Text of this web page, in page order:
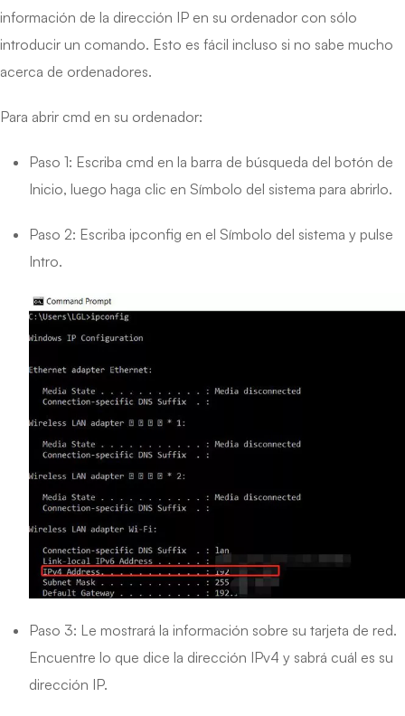
información de la dirección IP en su ordenador con sólo
introducir un comando. Esto es fácil incluso si no sabe mucho
acerca de ordenadores.
Para abrir cmd en su ordenador:
Paso 1: Escriba cmd en la barra de búsqueda del botón de
Inicio, luego haga clic en Símbolo del sistema para abrirlo.
Paso 2: Escriba ipconfig en el Símbolo del sistema y pulse
Intro.
Paso 3: Le mostrará la información sobre su tarjeta de red.
Encuentre lo que dice la dirección IPv4 y sabrá cuál es su
dirección IP.